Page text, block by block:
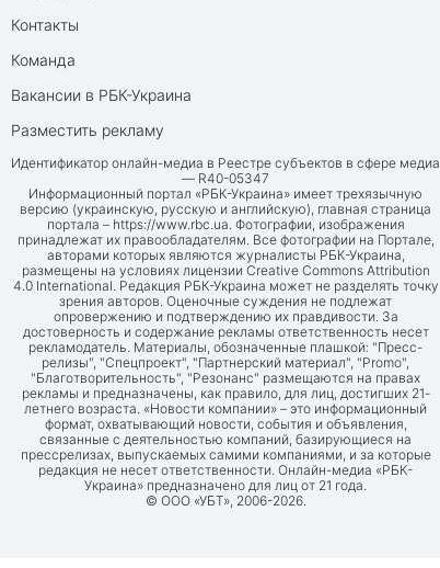
Контакты
Команда
Вакансии в РБК-Украина
Разместить рекламу
Идентификатор онлайн-медиа в Реестре субъектов в сфере медиа
— R40-05347
Информационный портал «РБК-Украина» имеет трехязычную
версию (украинскую, русскую и английскую), главная страница
портала – https://www.rbc.ua. Фотографии, изображения
принадлежат их правообладателям. Все фотографии на Портале,
авторами которых являются журналисты РБК-Украина,
размещены на условиях лицензии Creative Commons Attribution
4.0 International. Редакция РБК-Украина может не разделять точку
зрения авторов. Оценочные суждения не подлежат
опровержению и подтверждению их правдивости. За
достоверность и содержание рекламы ответственность несет
рекламодатель. Материалы, обозначенные плашкой: "Пресс-
релизы", "Спецпроект", "Партнерский материал", "Promo",
"Благотворительность", "Резонанс" размещаются на правах
рекламы и предназначены, как правило, для лиц, достигших 21-
летнего возраста. «Новости компании» – это информационный
формат, охватывающий новости, события и объявления,
связанные с деятельностью компаний, базирующиеся на
прессрелизах, выпускаемых самими компаниями, и за которые
редакция не несет ответственности. Онлайн-медиа «РБК-
Украина» предназначено для лиц от 21 года.
© ООО «УБТ», 2006-2026.